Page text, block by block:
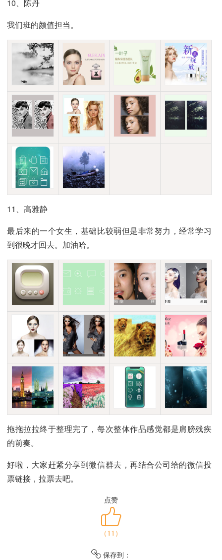
10、陈丹
我们班的颜值担当。
11、高雅静
最后来的一个女生，基础比较弱但是非常努力，经常学习
到很晚才回去。加油哈。
拖拖拉拉终于整理完了，每次整体作品感觉都是肩膀残疾
的前奏。
好啦，大家赶紧分享到微信群去，再结合公司给的微信投
票链接，拉票去吧。
点赞
（11 ）
保存到：